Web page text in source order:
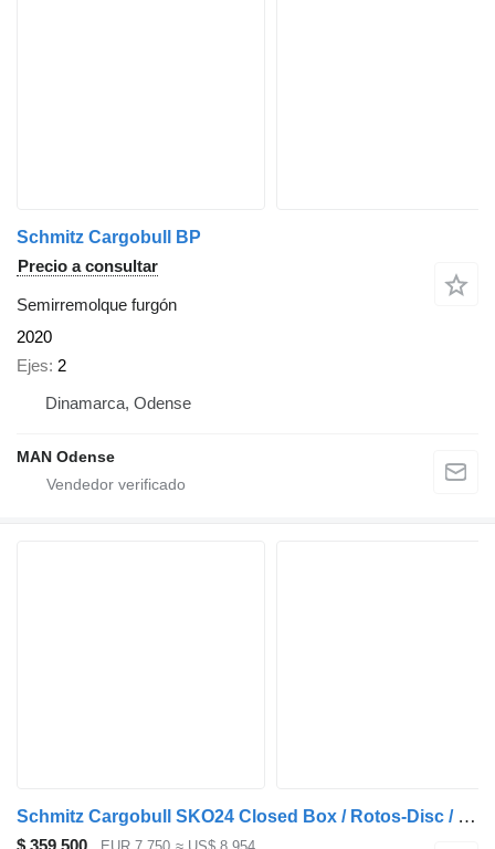
Schmitz Cargobull BP
Precio a consultar
Semirremolque furgón
2020
Ejes 2
Dinamarca, Odense
MAN Odense
Schmitz Cargobull SKO24 Closed Box / Rotos-Disc / Laadklep